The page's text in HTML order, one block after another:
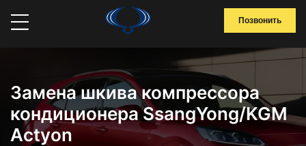
Позвонить
Замена шкива компрессора
кондиционера SsangYong/KGM
Actyon